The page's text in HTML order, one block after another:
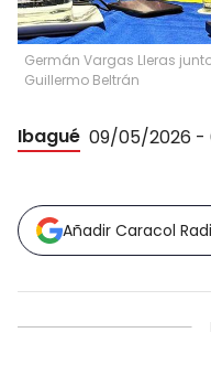
Germán Vargas Lleras
Guillermo Beltrán
Ibagué 09/05/2026 -
Añadir Caracol